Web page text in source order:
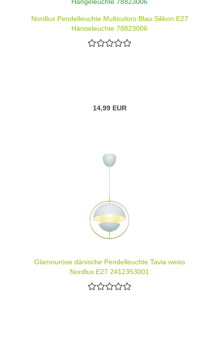
Nordlux Pendelleuchte Multicolors Blau Silikon E27
Hängeleuchte 78823006
14,99 EUR
Glamouröse dänische Pendelleuchte Tavia weiss
Nordlux E27 2412353001